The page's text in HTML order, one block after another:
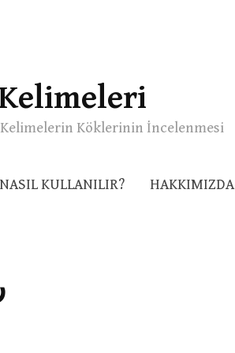
Kelimelerin Köklerinin İncelenmesi
NASIL KULLANILIR? HAKKIMIZDA